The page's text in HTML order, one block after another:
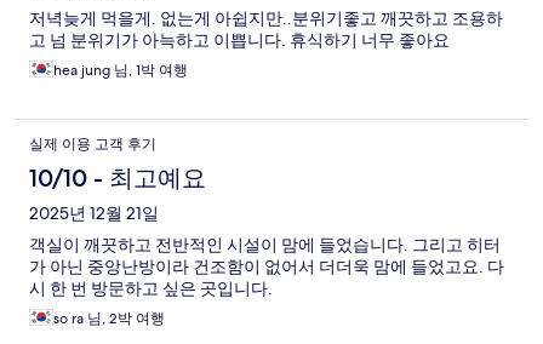
저녁늦게 먹을게. 없는게 아쉽지만..분위기좋고 깨끗하고 조용하
고 넘 분위기가 아늑하고 이쁩니다. 휴식하기 너무 좋아요
hea jung 님, 1박 여행
실제 이용 고객 후기
10/10 - 최고예요
2025년 12월 21일
객실이 깨끗하고 전반적인 시설이 맘에 들었습니다. 그리고 히터
가 아닌 중앙난방이라 건조함이 없어서 더더욱 맘에 들었고요. 다
시 한 번 방문하고 싶은 곳입니다.
so ra 님, 2박 여행